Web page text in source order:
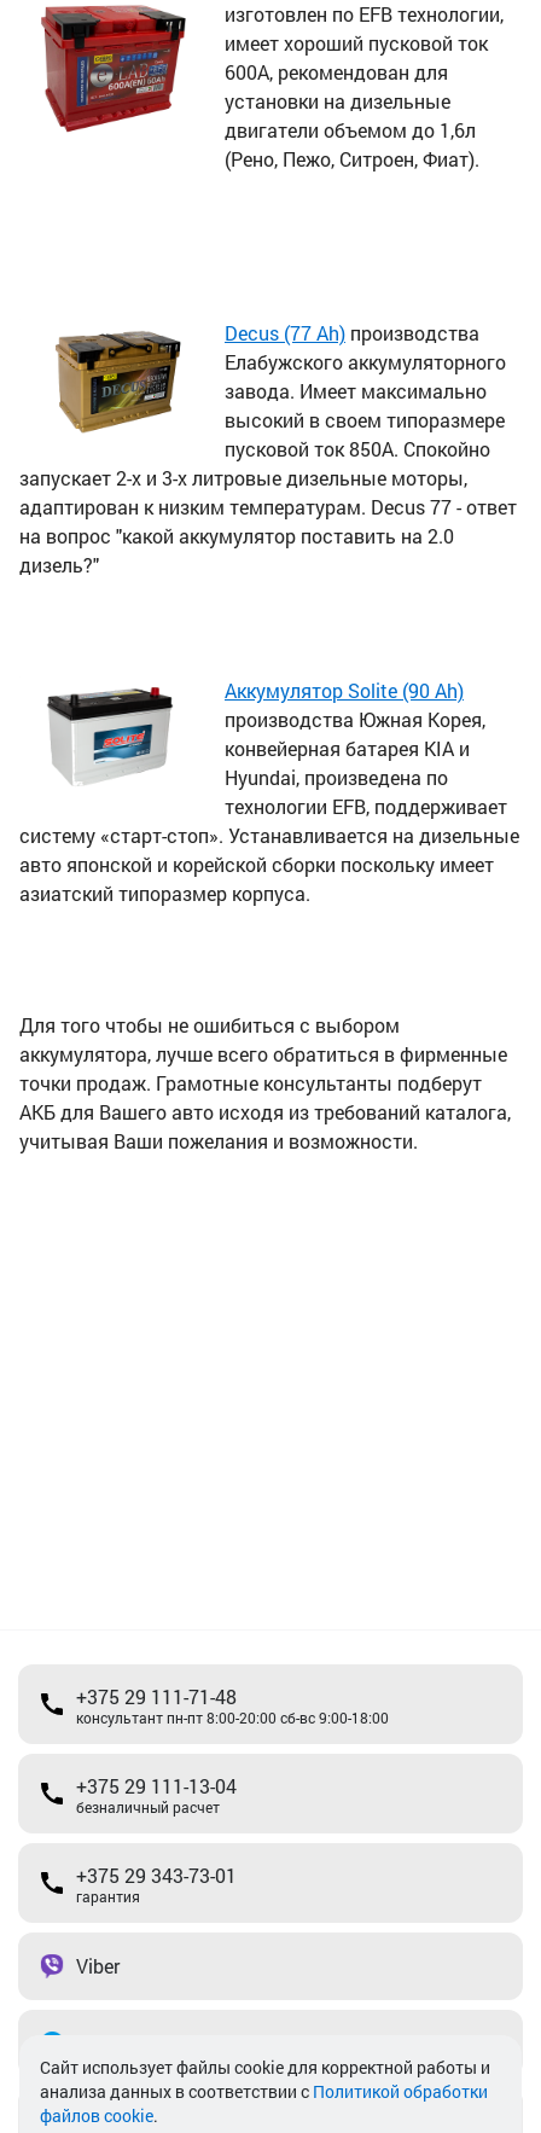
изготовлен по EFB технологии,
имеет хороший пусковой ток
600А, рекомендован для
установки на дизельные
двигатели объемом до 1,6л
(Рено, Пежо, Ситроен, Фиат).
Decus (77 Ah) производства
Елабужского аккумуляторного
завода. Имеет максимально
высокий в своем типоразмере
пусковой ток 850А. Спокойно
запускает 2-х и 3-х литровые дизельные моторы,
адаптирован к низким температурам. Decus 77 - ответ
на вопрос "какой аккумулятор поставить на 2.0
дизель?"
Аккумулятор Solite (90 Ah)
производства Южная Корея,
конвейерная батарея KIA и
Hyundai, произведена по
технологии EFB, поддерживает
систему «старт-стоп». Устанавливается на дизельные
авто японской и корейской сборки поскольку имеет
азиатский типоразмер корпуса.
Для того чтобы не ошибиться с выбором
аккумулятора, лучше всего обратиться в фирменные
точки продаж. Грамотные консультанты подберут
АКБ для Вашего авто исходя из требований каталога,
учитывая Ваши пожелания и возможности.
+375 29 111-71-48
консультант пн-пт 8:00-20:00 сб-вс 9:00-18:00
+375 29 111-13-04
безналичный расчет
+375 29 343-73-01
гарантия
Viber
info@akkamulik.by
Cайт использует файлы cookie для корректной работы и
анализа данных в соответствии с Политикой обработки
файлов cookie.